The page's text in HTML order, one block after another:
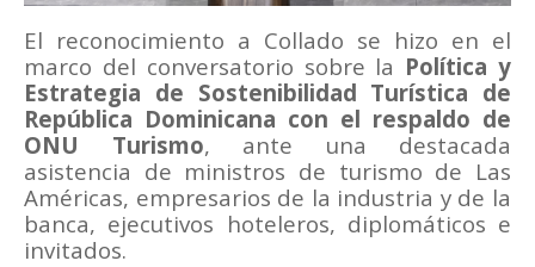
El reconocimiento a Collado se hizo en el
marco del conversatorio sobre la Política y
Estrategia de Sostenibilidad Turística de
República Dominicana con el respaldo de
ONU Turismo, ante una destacada
asistencia de ministros de turismo de Las
Américas, empresarios de la industria y de la
banca, ejecutivos hoteleros, diplomáticos e
invitados.